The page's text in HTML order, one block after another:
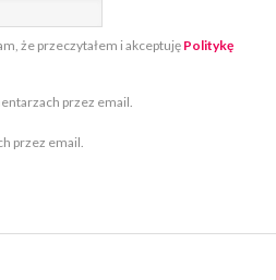
że przeczytałem i akceptuję Politykę
przez email.
przez email.